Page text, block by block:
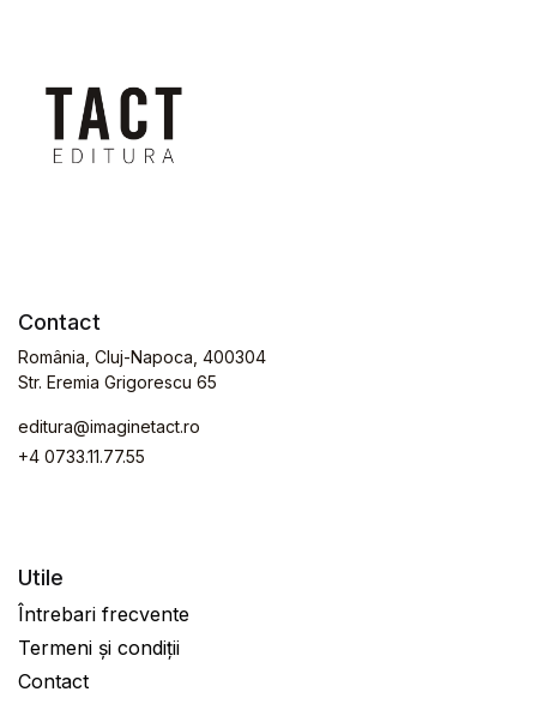
Contact
România, Cluj-Napoca, 400304
Str. Eremia Grigorescu 65
editura@imaginetact.ro
+4 0733.11.77.55
Utile
Întrebari frecvente
Termeni și condiții
Contact